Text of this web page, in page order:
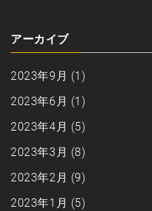
アーカイブ
2023年9月 (1)
2023年6月 (1)
2023年4月 (5)
2023年3月 (8)
2023年2月 (9)
2023年1月 (5)